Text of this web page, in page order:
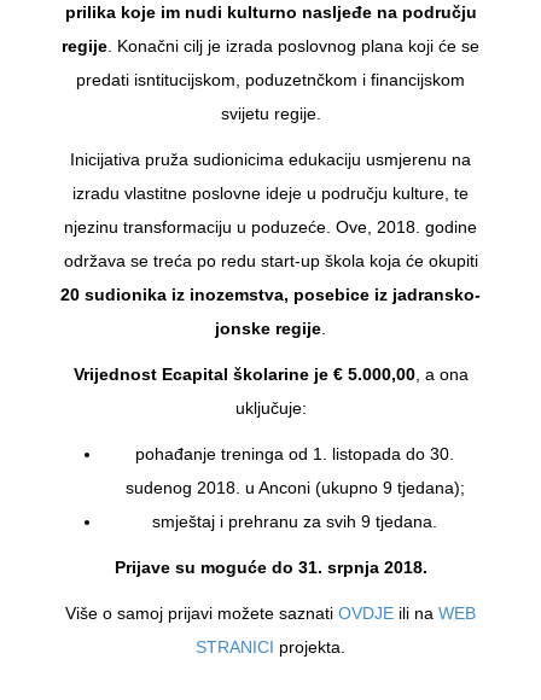
prilika koje im nudi kulturno nasljeđe na području
regije . Konačni cilj je izrada poslovnog plana koji će se
predati isntitucijskom, poduzetnčkom i financijskom
svijetu regije.
Inicijativa pruža sudionicima edukaciju usmjerenu na
izradu vlastitne poslovne ideje u području kulture, te
njezinu transformaciju u poduzeće. Ove, 2018. godine
održava se treća po redu start-up škola koja će okupiti
20 sudionika iz inozemstva, posebice iz jadransko-
jonske regije
Vrijednost Ecapital školarine je € 5.000,00, a ona
uključuje:
pohađanje treninga od 1. listopada do 30.
sudenog 2018. u Anconi (ukupno 9 tjedana);
smještaj i prehranu za svih 9 tjedana.
Prijave su moguće do 31. srpnja 2018.
Više o samoj prijavi možete saznati OVDJE ili na WEB
STRANICI projekta.